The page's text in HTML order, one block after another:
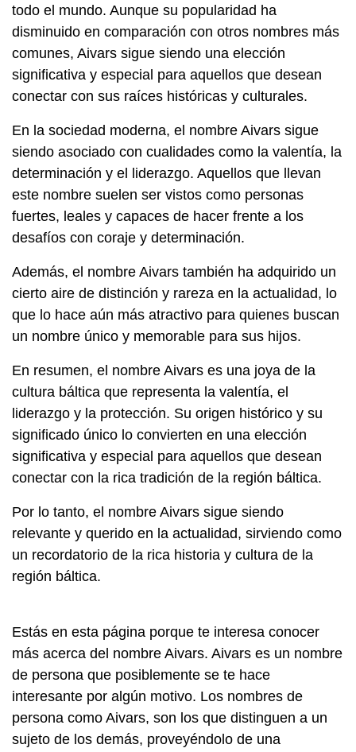
todo el mundo. Aunque su popularidad ha
disminuido en comparación con otros nombres más
comunes, Aivars sigue siendo una elección
significativa y especial para aquellos que desean
conectar con sus raíces históricas y culturales.
En la sociedad moderna, el nombre Aivars sigue
siendo asociado con cualidades como la valentía, la
determinación y el liderazgo. Aquellos que llevan
este nombre suelen ser vistos como personas
fuertes, leales y capaces de hacer frente a los
desafíos con coraje y determinación.
Además, el nombre Aivars también ha adquirido un
cierto aire de distinción y rareza en la actualidad, lo
que lo hace aún más atractivo para quienes buscan
un nombre único y memorable para sus hijos.
En resumen, el nombre Aivars es una joya de la
cultura báltica que representa la valentía, el
liderazgo y la protección. Su origen histórico y su
significado único lo convierten en una elección
significativa y especial para aquellos que desean
conectar con la rica tradición de la región báltica.
Por lo tanto, el nombre Aivars sigue siendo
relevante y querido en la actualidad, sirviendo como
un recordatorio de la rica historia y cultura de la
región báltica.
Estás en esta página porque te interesa conocer
más acerca del nombre Aivars. Aivars es un nombre
de persona que posiblemente se te hace
interesante por algún motivo. Los nombres de
persona como Aivars, son los que distinguen a un
sujeto de los demás, proveyéndolo de una